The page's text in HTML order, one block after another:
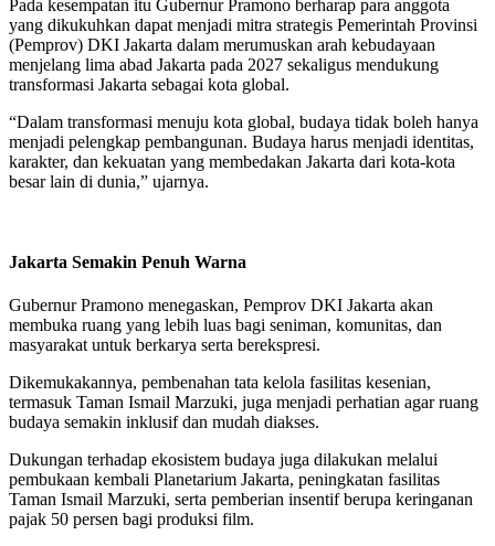
Pada kesempatan itu Gubernur Pramono berharap para anggota
yang dikukuhkan dapat menjadi mitra strategis Pemerintah Provinsi
(Pemprov) DKI Jakarta dalam merumuskan arah kebudayaan
menjelang lima abad Jakarta pada 2027 sekaligus mendukung
transformasi Jakarta sebagai kota global.
“Dalam transformasi menuju kota global, budaya tidak boleh hanya
menjadi pelengkap pembangunan. Budaya harus menjadi identitas,
karakter, dan kekuatan yang membedakan Jakarta dari kota-kota
besar lain di dunia,” ujarnya.
Jakarta Semakin Penuh Warna
Gubernur Pramono menegaskan, Pemprov DKI Jakarta akan
membuka ruang yang lebih luas bagi seniman, komunitas, dan
masyarakat untuk berkarya serta berekspresi.
Dikemukakannya, pembenahan tata kelola fasilitas kesenian,
termasuk Taman Ismail Marzuki, juga menjadi perhatian agar ruang
budaya semakin inklusif dan mudah diakses.
Dukungan terhadap ekosistem budaya juga dilakukan melalui
pembukaan kembali Planetarium Jakarta, peningkatan fasilitas
Taman Ismail Marzuki, serta pemberian insentif berupa keringanan
pajak 50 persen bagi produksi film.